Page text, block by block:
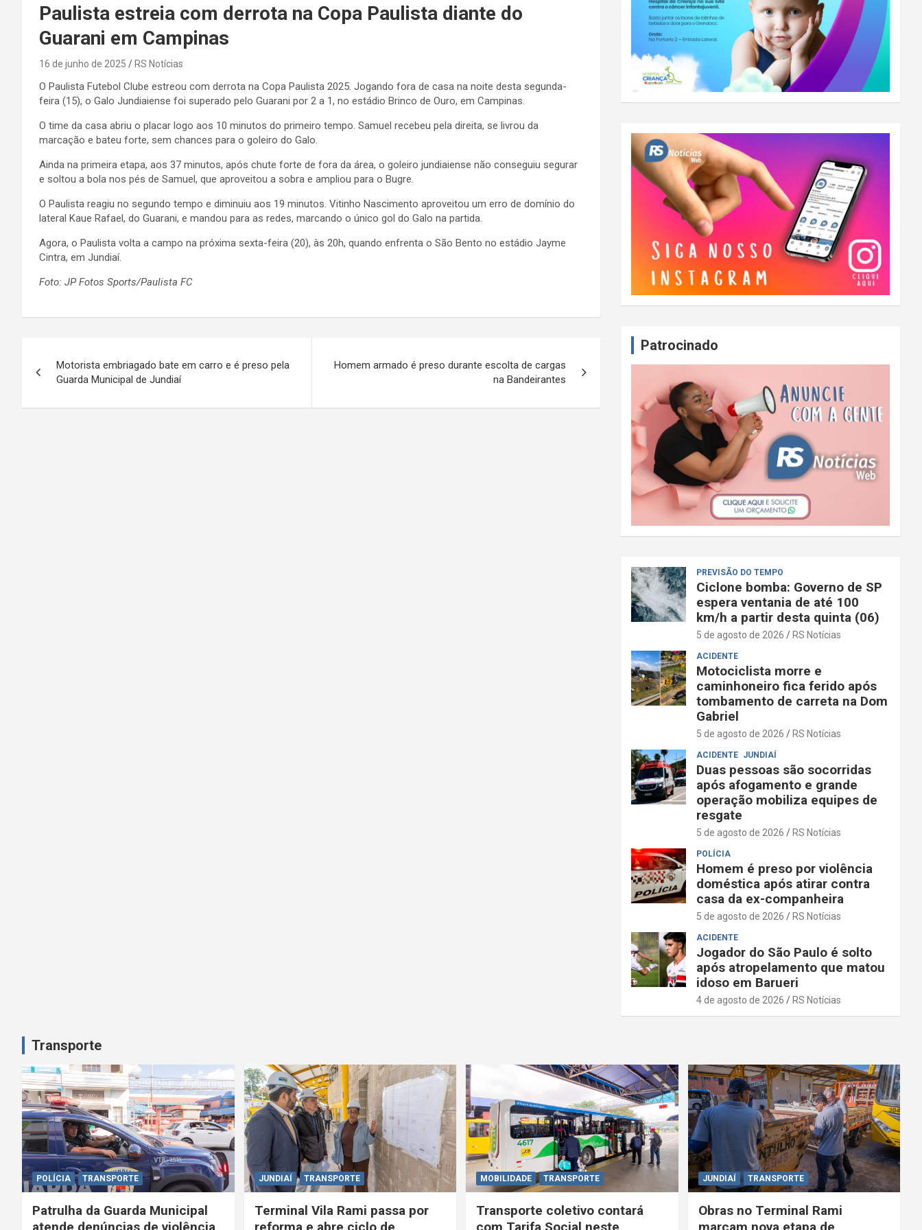
Paulista estreia com derrota na Copa Paulista diante do
Guarani em Campinas
16 de junho de 2025 RS Notícias
O Paulista Futebol Clube estreou com derrota na Copa Paulista 2025. Jogando fora de casa na noite desta segunda-
feira (15), o Galo Jundiaiense foi superado pelo Guarani por 2 a 1, no estádio Brinco de Ouro, em Campinas.
O time da casa abriu o placar logo aos 10 minutos do primeiro tempo. Samuel recebeu pela direita, se livrou da
marcação e bateu forte, sem chances para o goleiro do Galo.
Ainda na primeira etapa, aos 37 minutos, após chute forte de fora da área, o goleiro jundiaiense não conseguiu segurar
e soltou a bola nos pés de Samuel, que aproveitou a sobra e ampliou para o Bugre.
O Paulista reagiu no segundo tempo e diminuiu aos 19 minutos. Vitinho Nascimento aproveitou um erro de domínio do
lateral Kaue Rafael, do Guarani, e mandou para as redes, marcando o único gol do Galo na partida.
Agora, o Paulista volta a campo na próxima sexta-feira (20), às 20h, quando enfrenta o São Bento no estádio Jayme
Cintra, em Jundiaí.
Foto: JP Fotos Sports/Paulista FC
v
Motorista embriagado bate em carro e é preso pela
Guarda Municipal de Jundiaí
Homem armado é preso durante escolta de cargas
na Bandeirantes
Patrocinado
PREVISÃO DO TEMPO
Ciclone bomba: Governo de SP
espera ventania de até 100
km/h a partir desta quinta (06)
5 de agosto de 2026 RS Notícias
ACIDENTE
Motociclista morre e
caminhoneiro fica ferido após
tombamento de carreta na Dom
Gabriel
5 de agosto de 2026 RS Notícias
ACIDENTE JUNDIAÍ
Duas pessoas são socorridas
após afogamento e grande
operação mobiliza equipes de
resgate
5 de agosto de 2026 RS Notícias
POLÍCIA
Homem é preso por violência
doméstica após atirar contra
casa da ex-companheira
5 de agosto de 2026 RS Notícias
ACIDENTE
Jogador do São Paulo é solto
após atropelamento que matou
idoso em Barueri
4 de agosto de 2026 RS Notícias
Transporte
POLÍCIA TRANSPORTE
Patrulha da Guarda Municipal
atende denúncias de violência
JUNDIAÍ TRANSPORTE
Terminal Vila Rami passa por
reforma e abre ciclo de
MOBILIDADE TRANSPORTE
Transporte coletivo contará
com Tarifa Social neste
JUNDIAÍ TRANSPORTE
Obras no Terminal Rami
marcam nova etapa de